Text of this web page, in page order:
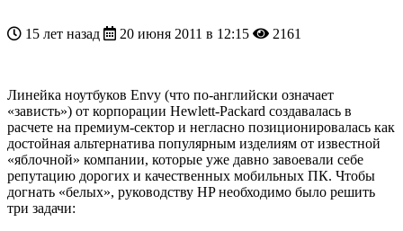
15 лет назад 20 июня 2011 в 12:15 2161
Линейка ноутбуков Envy (что по-английски означает
«зависть») от корпорации Hewlett-Packard создавалась в
расчете на премиум-сектор и негласно позиционировалась как
достойная альтернатива популярным изделиям от известной
«яблочной» компании, которые уже давно завоевали себе
репутацию дорогих и качественных мобильных ПК. Чтобы
догнать «белых», руководству HP необходимо было решить
три задачи: